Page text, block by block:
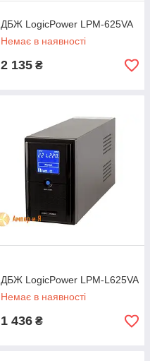
ДБЖ LogicPower LPM-625VA
Немає в наявності
2 135 ₴
ДБЖ LogicPower LPM-L625VA
Немає в наявності
1 436 ₴